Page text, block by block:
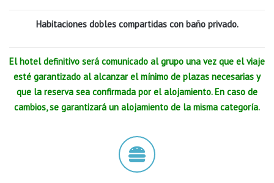
Habitaciones dobles compartidas con baño privado.
El hotel definitivo será comunicado al grupo una vez que el viaje
esté garantizado al alcanzar el mínimo de plazas necesarias y
que la reserva sea confirmada por el alojamiento. En caso de
cambios, se garantizará un alojamiento de la misma categoría.